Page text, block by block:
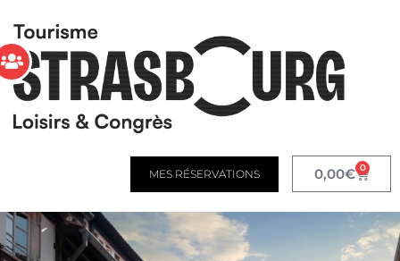
MES RÉSERVATIONS 0,00€ 0